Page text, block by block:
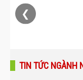
❮
TIN TỨC NGÀNH